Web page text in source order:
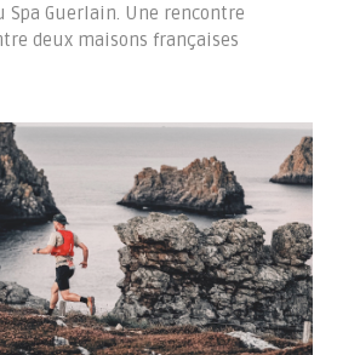
Guerlain. Une rencontre
deux maisons françaises